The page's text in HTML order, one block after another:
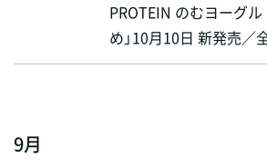
PROTEIN のむヨーグ
め」10月10日 新発売／
9月